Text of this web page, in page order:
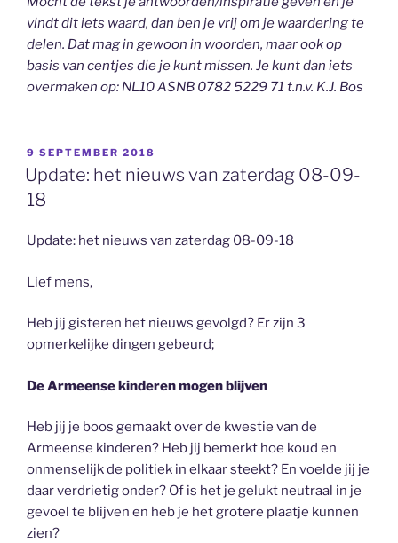
vindt dit iets waard, dan ben je vrij om je waardering te
delen. Dat mag in gewoon in woorden, maar ook op
basis van centjes die je kunt missen. Je kunt dan iets
overmaken op: NL10 ASNB 0782 5229 71 t.n.v. K.J. Bos
GEPLAATST
OP
9 SEPTEMBER 2018
Update: het nieuws van zaterdag 08-09-
18
Update: het nieuws van zaterdag 08-09-18
Lief mens,
Heb jij gisteren het nieuws gevolgd? Er zijn 3
opmerkelijke dingen gebeurd;
De Armeense kinderen mogen blijven
Heb jij je boos gemaakt over de kwestie van de
Armeense kinderen? Heb jij bemerkt hoe koud en
onmenselijk de politiek in elkaar steekt? En voelde jij je
daar verdrietig onder? Of is het je gelukt neutraal in je
gevoel te blijven en heb je het grotere plaatje kunnen
zien?